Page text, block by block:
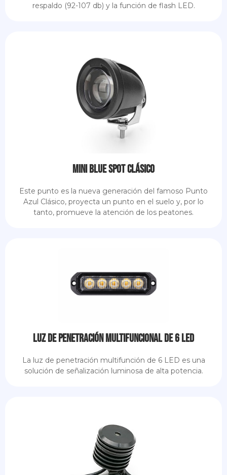
respaldo (92-107 db) y la función de flash LED.
Mini Blue Spot Clásico
Este punto es la nueva generación del famoso Punto
Azul Clásico, proyecta un punto en el suelo y, por lo
tanto, promueve la atención de los peatones.
Luz de penetración multifuncional de 6 LED
La luz de penetración multifunción de 6 LED es una
solución de señalización luminosa de alta potencia.